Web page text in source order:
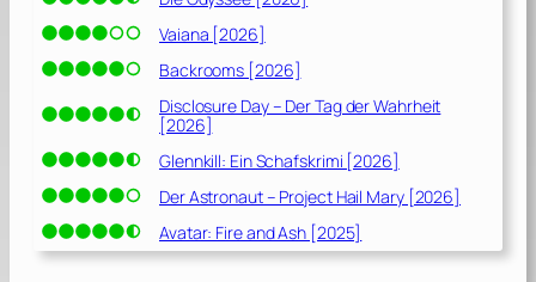
Vaiana [2026]
Backrooms [2026]
Disclosure Day – Der Tag der Wahrheit
[2026]
Glennkill: Ein Schafskrimi [2026]
Der Astronaut – Project Hail Mary [2026]
Avatar: Fire and Ash [2025]